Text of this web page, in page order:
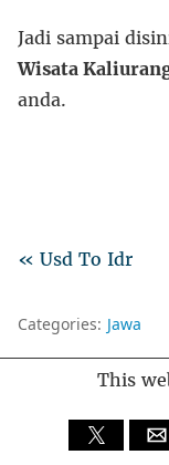
Jadi sampai
Wisata
anda.
« Usd To Idr
Categories: Jawa
This